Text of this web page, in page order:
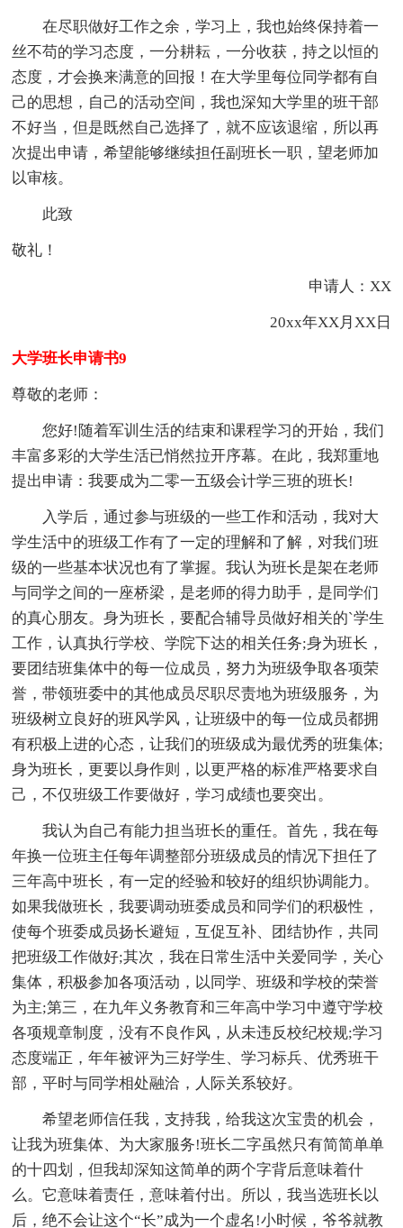
在尽职做好工作之余，学习上，我也始终保持着一
丝不苟的学习态度，一分耕耘，一分收获，持之以恒的
态度，才会换来满意的回报！在大学里每位同学都有自
己的思想，自己的活动空间，我也深知大学里的班干部
不好当，但是既然自己选择了，就不应该退缩，所以再
次提出申请，希望能够继续担任副班长一职，望老师加
以审核。
此致
敬礼！
申请人：XX
20xx年XX月XX日
大学班长申请书9
尊敬的老师：
您好!随着军训生活的结束和课程学习的开始，我们
丰富多彩的大学生活已悄然拉开序幕。在此，我郑重地
提出申请：我要成为二零一五级会计学三班的班长!
入学后，通过参与班级的一些工作和活动，我对大
学生活中的班级工作有了一定的理解和了解，对我们班
级的一些基本状况也有了掌握。我认为班长是架在老师
与同学之间的一座桥梁，是老师的得力助手，是同学们
的真心朋友。身为班长，要配合辅导员做好相关的`学生
工作，认真执行学校、学院下达的相关任务;身为班长，
要团结班集体中的每一位成员，努力为班级争取各项荣
誉，带领班委中的其他成员尽职尽责地为班级服务，为
班级树立良好的班风学风，让班级中的每一位成员都拥
有积极上进的心态，让我们的班级成为最优秀的班集体;
身为班长，更要以身作则，以更严格的标准严格要求自
己，不仅班级工作要做好，学习成绩也要突出。
我认为自己有能力担当班长的重任。首先，我在每
年换一位班主任每年调整部分班级成员的情况下担任了
三年高中班长，有一定的经验和较好的组织协调能力。
如果我做班长，我要调动班委成员和同学们的积极性，
使每个班委成员扬长避短，互促互补、团结协作，共同
把班级工作做好;其次，我在日常生活中关爱同学，关心
集体，积极参加各项活动，以同学、班级和学校的荣誉
为主;第三，在九年义务教育和三年高中学习中遵守学校
各项规章制度，没有不良作风，从未违反校纪校规;学习
态度端正，年年被评为三好学生、学习标兵、优秀班干
部，平时与同学相处融洽，人际关系较好。
希望老师信任我，支持我，给我这次宝贵的机会，
让我为班集体、为大家服务!班长二字虽然只有简简单单
的十四划，但我却深知这简单的两个字背后意味着什
么。它意味着责任，意味着付出。所以，我当选班长以
后，绝不会让这个“长”成为一个虚名!小时候，爷爷就教